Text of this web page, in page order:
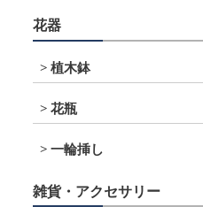
花器
植木鉢
花瓶
一輪挿し
雑貨・アクセサリー